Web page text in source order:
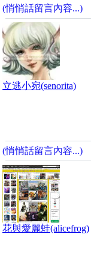
(悄悄話留言內容...)
立逃小宛(senorita)
(悄悄話留言內容...)
花與愛麗蛙(alicefrog)